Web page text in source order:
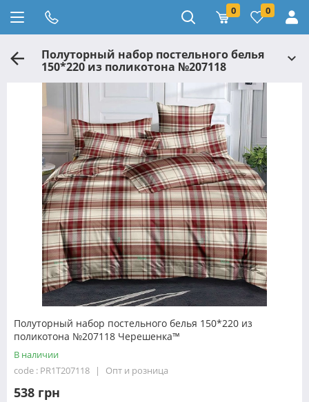
0 0
Полуторный набор постельного белья
150*220 из поликотона №207118
Черешенка™
Полуторный набор постельного белья 150*220 из
поликотона №207118 Черешенка™
В наличии
code : PR1T207118
Опт и розница
538 грн